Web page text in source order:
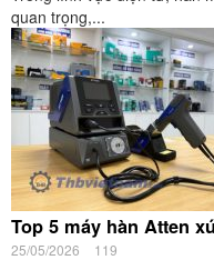
quan trọng,...
Top 5 máy hàn Atten
25/05/2026 119